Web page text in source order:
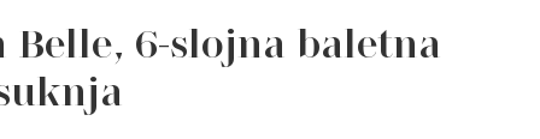
Belle, 6-slojna baletna